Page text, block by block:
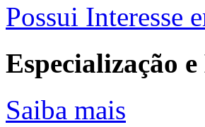
Possui Interesse
Especialização
Saiba mais